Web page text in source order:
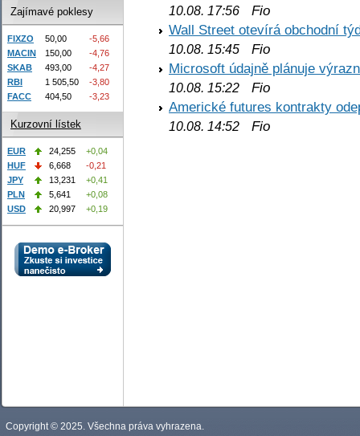
10.08. 17:56 Fio
Wall Street otevírá obchodní
10.08. 15:45 Fio
Microsoft údajně plánuje
10.08. 15:22 Fio
Americké futures kontrakty
10.08. 14:52 Fio
Zajímavé poklesy
FIXZO 50,00
-5,66
MACIN
150,00
-4,76
SKAB
493,00
-4,27
RBI
1 505,50
-3,80
FACC
404,50 -3,23
Kurzovní lístek
EUR 24,255
+0,04
HUF
6,668
-0,21
JPY
13,231
+0,41
PLN
5,641
+0,08
USD
20,997 +0,19
Copyright © 2025. Všechna práva vyhrazena.